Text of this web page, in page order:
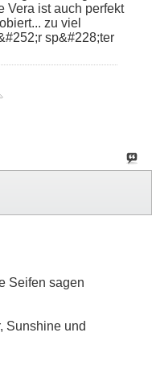
Vera ist auch perfekt
zu viel
sp&#228;ter
Seifen sagen
Sunshine und